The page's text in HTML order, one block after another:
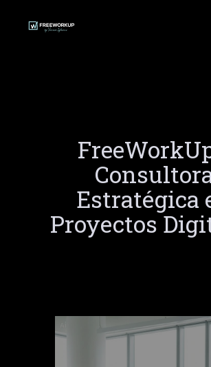
Estratégica
Proyectos